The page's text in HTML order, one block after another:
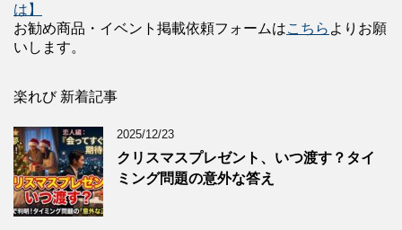
は】
お勧め商品・イベント掲載依頼フォームはこちら よりお願
いします。
楽れび 新着記事
2025/12/23
クリスマスプレゼント、いつ渡す？タイ
ミング問題の意外な答え